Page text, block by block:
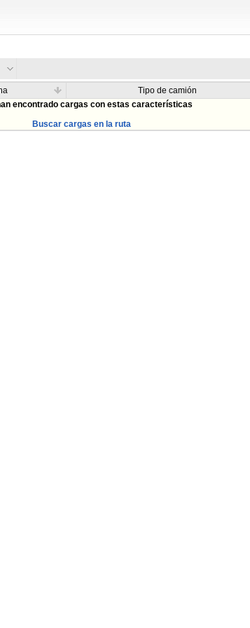
Tipo de camión
encontrado cargas con estas características
Buscar cargas en la ruta